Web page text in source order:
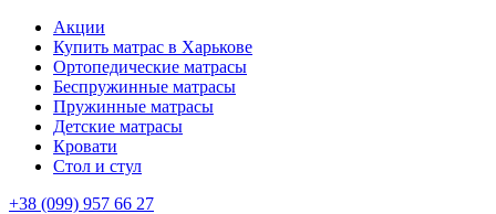
Акции
Купить матрас в Харькове
Ортопедические матрасы
Беспружинные матрасы
Пружинные матрасы
Детские матрасы
Кровати
Стол и стул
+38 (099) 957 66 27